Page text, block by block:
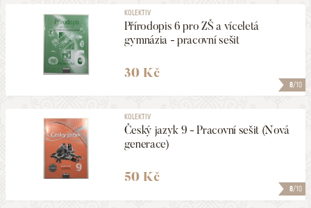
8/10
KOLEKTIV
Přírodopis 6 pro ZŠ a víceletá
gymnázia - pracovní sešit
30 Kč
8/10
KOLEKTIV
Český jazyk 9 - Pracovní sešit (Nová
generace)
50 Kč